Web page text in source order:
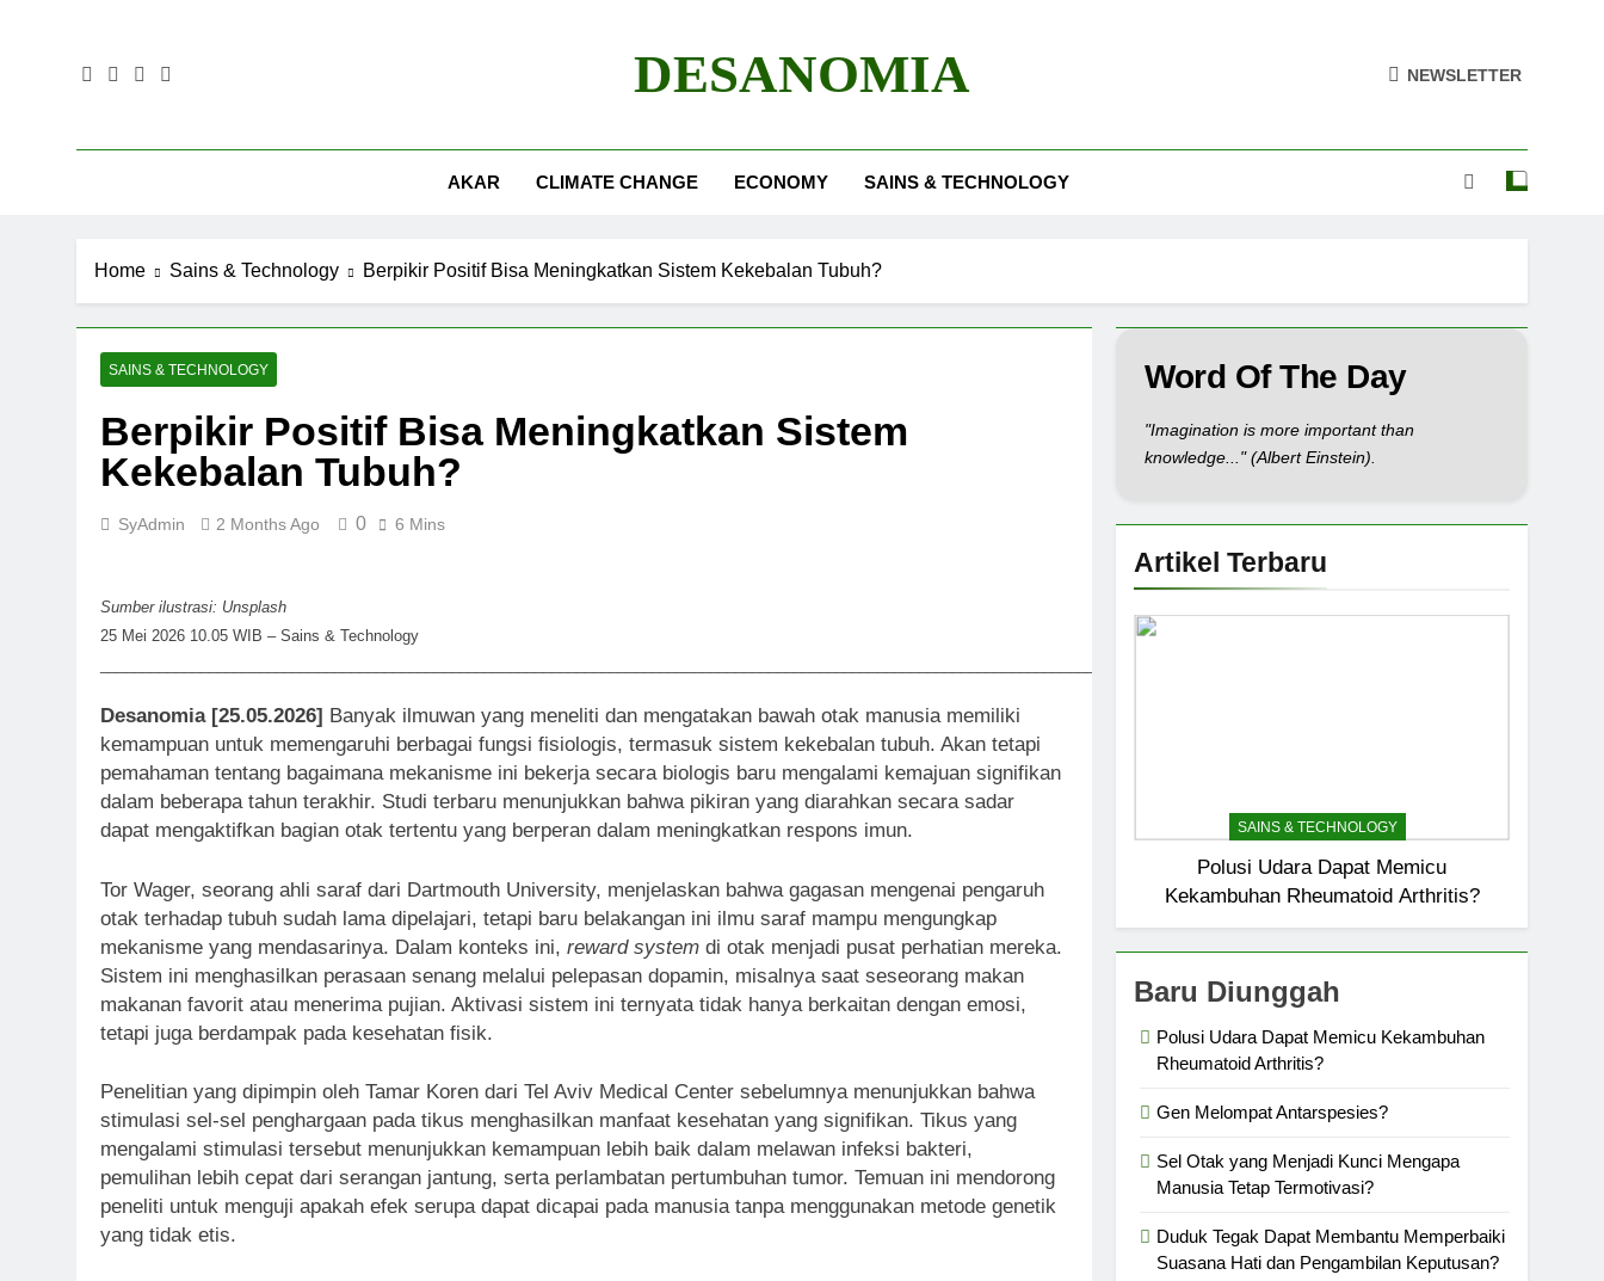
DESANOMIA NEWSLETTER
AKAR CLIMATE CHANGE ECONOMY SAINS & TECHNOLOGY
Home Sains & Technology Berpikir Positif Bisa Meningkatkan Sistem Kekebalan Tubuh?
SAINS & TECHNOLOGY
Berpikir Positif Bisa Meningkatkan Sistem
Kekebalan Tubuh?
SyAdmin 2 Months Ago 0 6 Mins
Sumber ilustrasi: Unsplash
25 Mei 2026 10.05 WIB – Sains & Technology
Desanomia [25.05.2026] Banyak ilmuwan yang meneliti dan mengatakan bawah otak manusia memiliki
kemampuan untuk memengaruhi berbagai fungsi fisiologis, termasuk sistem kekebalan tubuh. Akan tetapi
pemahaman tentang bagaimana mekanisme ini bekerja secara biologis baru mengalami kemajuan signifikan
dalam beberapa tahun terakhir. Studi terbaru menunjukkan bahwa pikiran yang diarahkan secara sadar
dapat mengaktifkan bagian otak tertentu yang berperan dalam meningkatkan respons imun.
Tor Wager, seorang ahli saraf dari Dartmouth University, menjelaskan bahwa gagasan mengenai pengaruh
otak terhadap tubuh sudah lama dipelajari, tetapi baru belakangan ini ilmu saraf mampu mengungkap
mekanisme yang mendasarinya. Dalam konteks ini, reward system di otak menjadi pusat perhatian mereka.
Sistem ini menghasilkan perasaan senang melalui pelepasan dopamin, misalnya saat seseorang makan
makanan favorit atau menerima pujian. Aktivasi sistem ini ternyata tidak hanya berkaitan dengan emosi,
tetapi juga berdampak pada kesehatan fisik.
Penelitian yang dipimpin oleh Tamar Koren dari Tel Aviv Medical Center sebelumnya menunjukkan bahwa
stimulasi sel-sel penghargaan pada tikus menghasilkan manfaat kesehatan yang signifikan. Tikus yang
mengalami stimulasi tersebut menunjukkan kemampuan lebih baik dalam melawan infeksi bakteri,
pemulihan lebih cepat dari serangan jantung, serta perlambatan pertumbuhan tumor. Temuan ini mendorong
peneliti untuk menguji apakah efek serupa dapat dicapai pada manusia tanpa menggunakan metode genetik
yang tidak etis.
Word Of The Day
"Imagination is more important than
knowledge..." (Albert Einstein).
Artikel Terbaru
SAINS & TECHNOLOGY
Polusi Udara Dapat Memicu
Kekambuhan Rheumatoid Arthritis?
Baru Diunggah
Polusi Udara Dapat Memicu Kekambuhan
Rheumatoid Arthritis?
Gen Melompat Antarspesies?
Sel Otak yang Menjadi Kunci Mengapa
Manusia Tetap Termotivasi?
Duduk Tegak Dapat Membantu Memperbaiki
Suasana Hati dan Pengambilan Keputusan?